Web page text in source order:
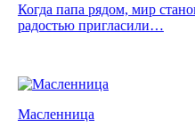
Когда папа рядом, мир
радостью пригласили…
Масленница